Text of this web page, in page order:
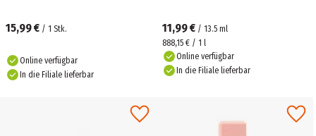
15,99 € / 1 Stk.
Online verfügbar
In die Filiale lieferbar
11,99 € / 13.5 ml
888,15 € / 1 l
Online verfügbar
In die Filiale lieferbar